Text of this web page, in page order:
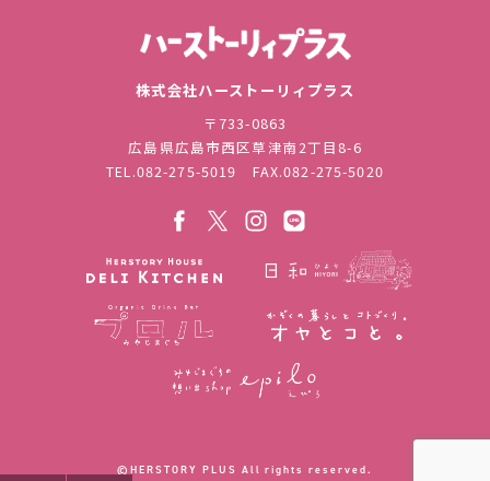
株式会社ハーストーリィプラス
〒733-0863
広島県広島市西区草津南2丁目8-6
TEL.082-275-5019 FAX.082-275-5020
©︎HERSTORY PLUS All rights reserved.